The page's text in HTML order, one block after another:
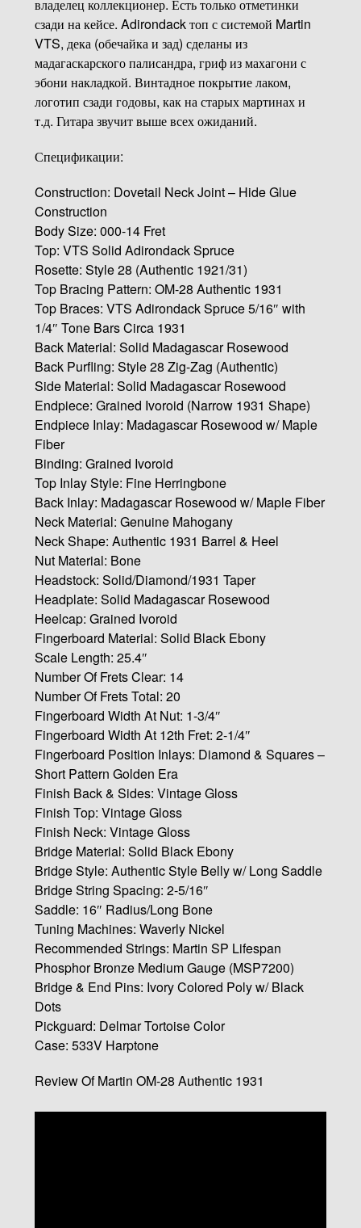
владелец коллекционер. Есть только отметинки
сзади на кейсе. Adirondack топ с системой Martin
VTS, дека (обечайка и зад) сделаны из
мадагаскарского палисандра, гриф из махагони с
эбони накладкой. Винтадное покрытие лаком,
логотип сзади годовы, как на старых мартинах и
т.д. Гитара звучит выше всех ожиданий.
Спецификации:
Construction: Dovetail Neck Joint – Hide Glue
Construction
Body Size: 000-14 Fret
Top: VTS Solid Adirondack Spruce
Rosette: Style 28 (Authentic 1921/31)
Top Bracing Pattern: OM-28 Authentic 1931
Top Braces: VTS Adirondack Spruce 5/16″ with
1/4″ Tone Bars Circa 1931
Back Material: Solid Madagascar Rosewood
Back Purfling: Style 28 Zig-Zag (Authentic)
Side Material: Solid Madagascar Rosewood
Endpiece: Grained Ivoroid (Narrow 1931 Shape)
Endpiece Inlay: Madagascar Rosewood w/ Maple
Fiber
Binding: Grained Ivoroid
Top Inlay Style: Fine Herringbone
Back Inlay: Madagascar Rosewood w/ Maple Fiber
Neck Material: Genuine Mahogany
Neck Shape: Authentic 1931 Barrel & Heel
Nut Material: Bone
Headstock: Solid/Diamond/1931 Taper
Headplate: Solid Madagascar Rosewood
Heelcap: Grained Ivoroid
Fingerboard Material: Solid Black Ebony
Scale Length: 25.4″
Number Of Frets Clear: 14
Number Of Frets Total: 20
Fingerboard Width At Nut: 1-3/4″
Fingerboard Width At 12th Fret: 2-1/4″
Fingerboard Position Inlays: Diamond & Squares –
Short Pattern Golden Era
Finish Back & Sides: Vintage Gloss
Finish Top: Vintage Gloss
Finish Neck: Vintage Gloss
Bridge Material: Solid Black Ebony
Bridge Style: Authentic Style Belly w/ Long Saddle
Bridge String Spacing: 2-5/16″
Saddle: 16″ Radius/Long Bone
Tuning Machines: Waverly Nickel
Recommended Strings: Martin SP Lifespan
Phosphor Bronze Medium Gauge (MSP7200)
Bridge & End Pins: Ivory Colored Poly w/ Black
Dots
Pickguard: Delmar Tortoise Color
Case: 533V Harptone
Review Of Martin OM-28 Authentic 1931